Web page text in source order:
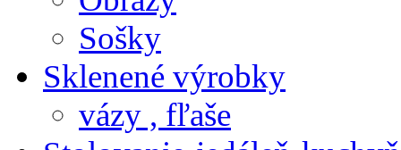
Sošky
Sklenené výrobky
vázy , fľaše